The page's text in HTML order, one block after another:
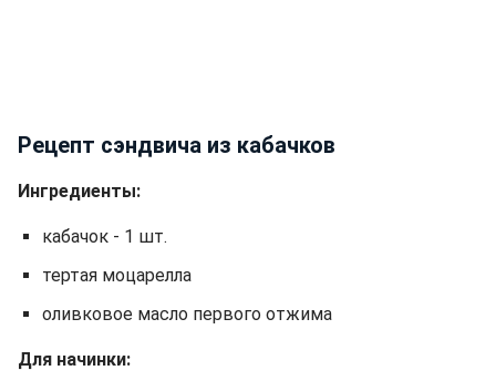
Рецепт сэндвича из кабачков
Ингредиенты:
кабачок - 1 шт.
тертая моцарелла
оливковое масло первого отжима
Для начинки: